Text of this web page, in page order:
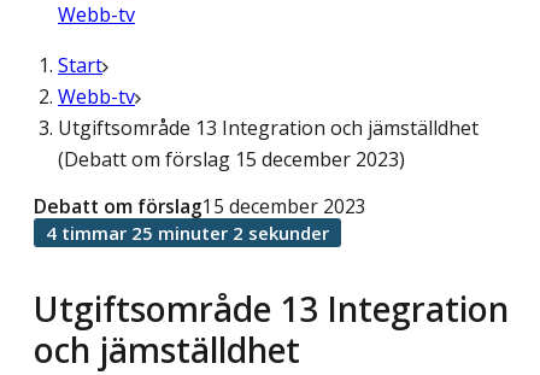
Webb-tv
Start
Webb-tv
Utgiftsområde 13 Integration och jämställdhet
(Debatt om förslag 15 december 2023)
Utgiftsområde 13 Integration
och jämställdhet
Debatt om förslag15 december 2023
4 timmar 25 minuter 2 sekunder